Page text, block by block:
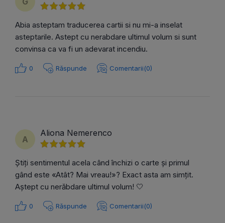
Abia asteptam traducerea cartii si nu mi-a inselat
asteptarile. Astept cu nerabdare ultimul volum si sunt
convinsa ca va fi un adevarat incendiu.
0 Răspunde Comentarii(0)
A
Aliona Nemerenco
Știți sentimentul acela când închizi o carte și primul
gând este «Atât? Mai vreau!»? Exact asta am simțit.
Aștept cu nerăbdare ultimul volum! 🤍
0 Răspunde Comentarii(0)